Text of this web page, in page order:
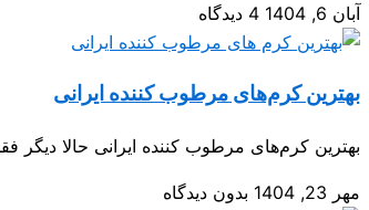
آبان 6, 1404 4 دیدگاه
بهترین کرم‌های مرطوب کننده ایرانی
بهترین کرم‌های مرطوب کننده ایرانی حالا
مهر 23, 1404 بدون دیدگاه